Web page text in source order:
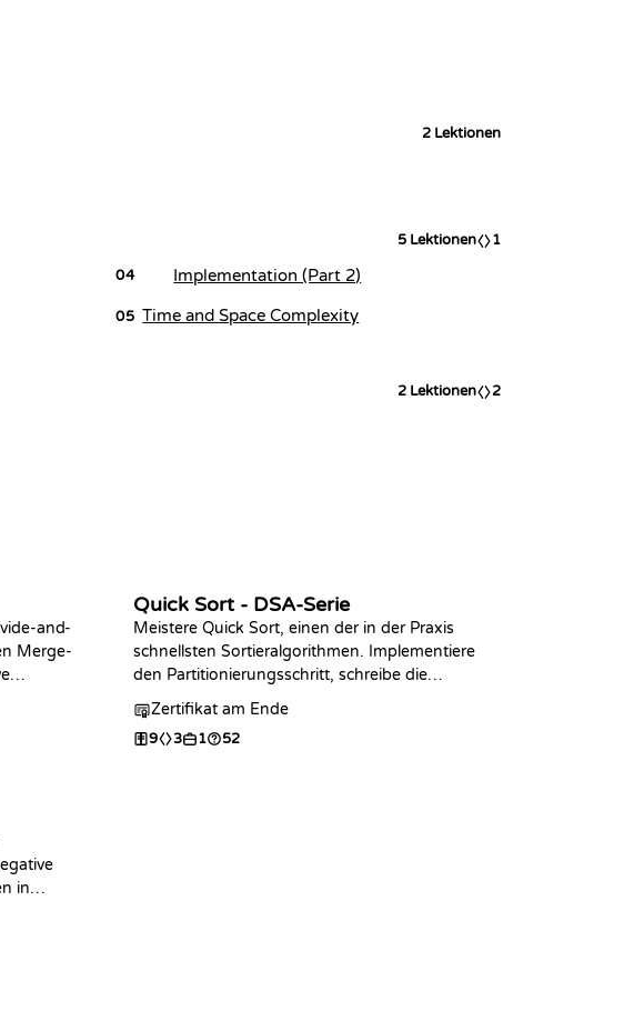
2 Lektionen
5 Lektionen
1
04 Implementation (Part 2)
05 Time and Space Complexity
2 Lektionen
2
and-
Merge-
und
Quick Sort - DSA-Serie
Meistere Quick Sort, einen der in der Praxis
schnellsten Sortieralgorithmen. Implementiere
den Partitionierungsschritt, schreibe die
vollständige rekursive Sortierung in der
Programmiersprache deiner Wahl, analysiere die
Komplexität und übe mit Coding-Challenges.
Zertifikat am Ende
9 3 1 52
in